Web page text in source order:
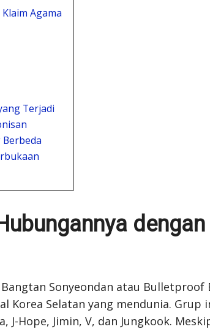
Agama
Terjadi
dengan
Sonyeondan atau Bulletproof
Korea Selatan yang mendunia. Grup
J-Hope, Jimin, V, dan Jungkook.